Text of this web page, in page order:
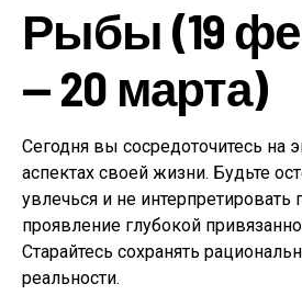
Рыбы (19
— 20 марта)
Сегодня вы сосредоточитесь на
аспектах своей жизни. Будьте
увлечься и не интерпретировать
проявление глубокой
Старайтесь сохранять
реальности.